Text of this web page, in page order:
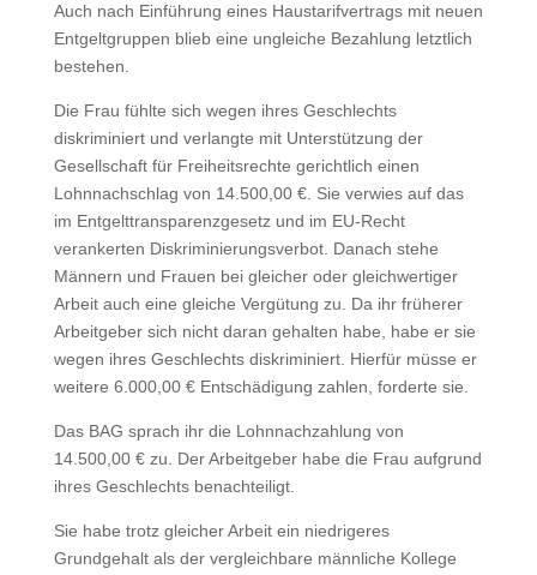
Auch nach Einführung eines Haustarifvertrags mit neuen
Entgeltgruppen blieb eine ungleiche Bezahlung letztlich
bestehen.
Die Frau fühlte sich wegen ihres Geschlechts
diskriminiert und verlangte mit Unterstützung der
Gesellschaft für Freiheitsrechte gerichtlich einen
Lohnnachschlag von 14.500,00 €. Sie verwies auf das
im Entgelttransparenzgesetz und im EU-Recht
verankerten Diskriminierungsverbot. Danach stehe
Männern und Frauen bei gleicher oder gleichwertiger
Arbeit auch eine gleiche Vergütung zu. Da ihr früherer
Arbeitgeber sich nicht daran gehalten habe, habe er sie
wegen ihres Geschlechts diskriminiert. Hierfür müsse er
weitere 6.000,00 € Entschädigung zahlen, forderte sie.
Das BAG sprach ihr die Lohnnachzahlung von
14.500,00 € zu. Der Arbeitgeber habe die Frau aufgrund
ihres Geschlechts benachteiligt.
Sie habe trotz gleicher Arbeit ein niedrigeres
Grundgehalt als der vergleichbare männliche Kollege